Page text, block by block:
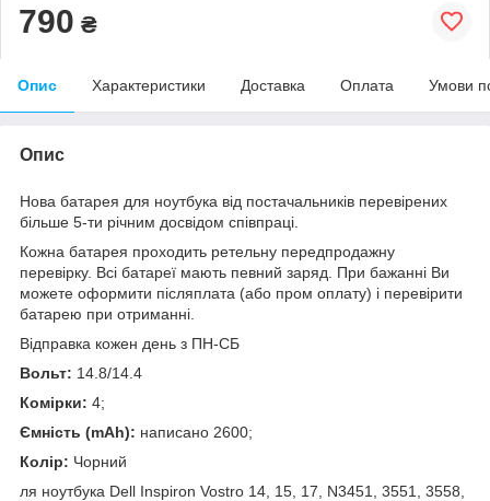
790 ₴
Опис Характеристики Доставка Оплата Умови
Опис
Нова батарея для ноутбука від постачальників перевірених
більше 5-ти річним досвідом співпраці.
Кожна батарея проходить ретельну передпродажну
перевірку. Всі батареї мають певний заряд. При бажанні Ви
можете оформити післяплата (або пром оплату) і перевірити
батарею при отриманні.
Відправка кожен день з ПН-СБ
Вольт: 14.8/14.4
Комірки: 4;
Ємність (mAh): написано 2600;
Колір: Чорний
ля ноутбука Dell Inspiron Vostro 14, 15, 17, N3451, 3551, 3558,